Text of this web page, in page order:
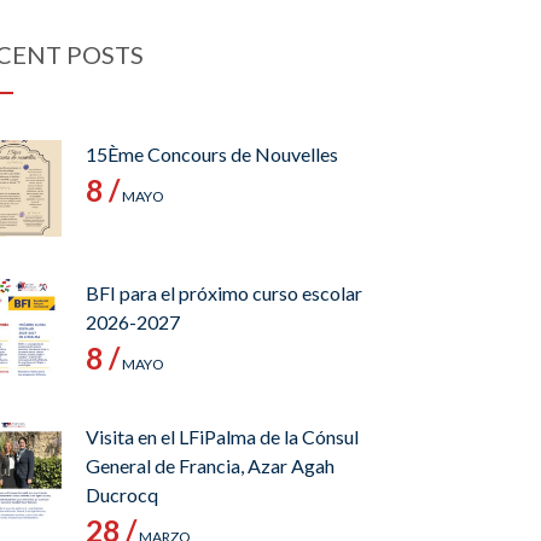
POSTS
15Ème Concours de Nouvelles
8 /MAYO
BFI para el próximo curso escolar
2026-2027
8 /MAYO
Visita en el LFiPalma de la Cónsul
General de Francia, Azar Agah
Ducrocq
28 /MARZO